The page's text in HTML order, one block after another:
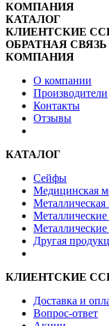
КОМПАНИЯ
КАТАЛОГ
КЛИЕНТСКИЕ
ОБРАТНАЯ СВЯЗЬ
КОМПАНИЯ
О компании
Производители
Контакты
Отзывы
КАТАЛОГ
Сейфы
Медицинская
Металлическая
Металлические
Другая
КЛИЕНТСКИЕ
Доставка и
Вопрос-ответ